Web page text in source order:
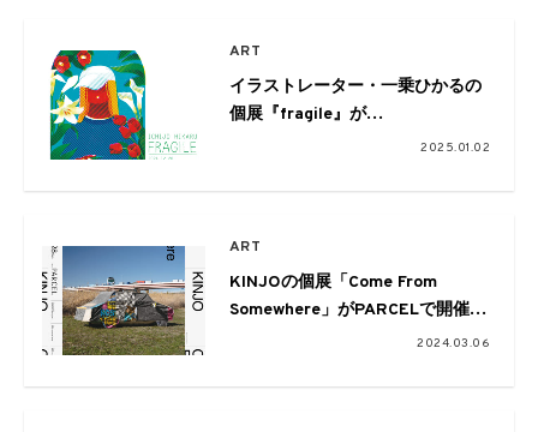
ART
イラストレーター・一乗ひかるの
個展『fragile』が
「ビームス ジャパン新宿」で開催
2025.01.02
ART
KINJOの個展「Come From
Somewhere」がPARCELで開催。
さまざまなルーツを再構成し、横
2024.03.06